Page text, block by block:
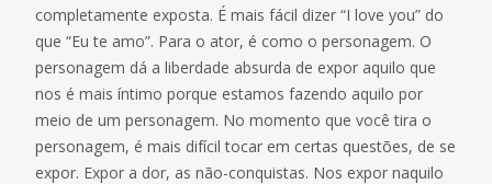
completamente exposta. É mais fácil dizer “I love you” do
que “Eu te amo”. Para o ator, é como o personagem. O
personagem dá a liberdade absurda de expor aquilo que
nos é mais íntimo porque estamos fazendo aquilo por
meio de um personagem. No momento que você tira o
personagem, é mais difícil tocar em certas questões, de se
expor. Expor a dor, as não-conquistas. Nos expor naquilo